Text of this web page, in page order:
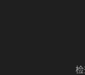
检